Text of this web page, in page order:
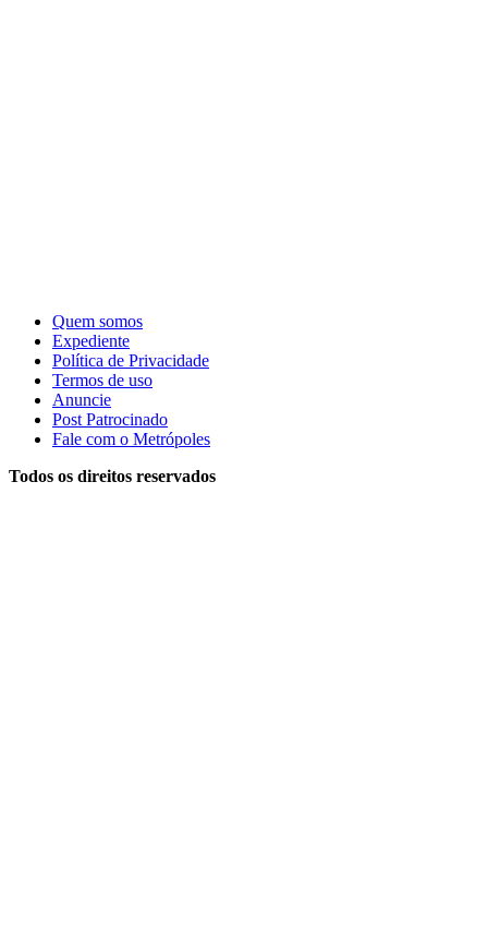
Quem somos
Expediente
Política de Privacidade
Termos de uso
Anuncie
Post Patrocinado
Fale com o Metrópoles
Todos os direitos reservados